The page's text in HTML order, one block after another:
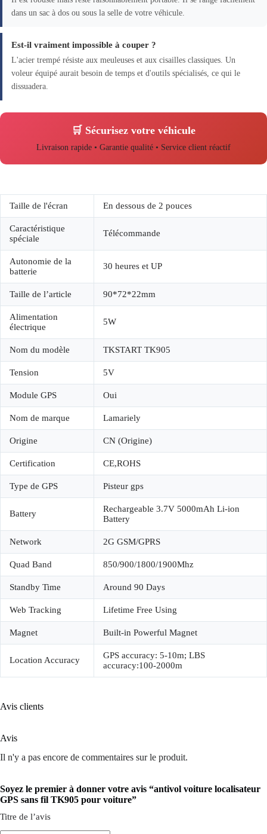
dans un sac à dos ou sous la selle de votre véhicule.
Est-il vraiment impossible à couper ?
L'acier trempé résiste aux meuleuses et aux cisailles classiques. Un
voleur équipé aurait besoin de temps et d'outils spécialisés, ce qui le
dissuadera.
🛒 Sécurisez votre véhicule
Livraison rapide • Garantie qualité • Service client réactif
Taille de l'écran En dessous de 2 pouces
Caractéristique
spéciale
Télécommande
Autonomie de la
batterie
30 heures et UP
Taille de l’article 90*72*22mm
Alimentation
électrique
5W
Nom du modèle TKSTART TK905
Tension 5V
Module GPS Oui
Nom de marque Lamariely
Origine CN (Origine)
Certification CE,ROHS
Type de GPS Pisteur gps
Battery
Rechargeable 3.7V 5000mAh Li-ion
Battery
Network 2G GSM/GPRS
Quad Band 850/900/1800/1900Mhz
Standby Time Around 90 Days
Web Tracking Lifetime Free Using
Magnet Built-in Powerful Magnet
Location Accuracy
GPS accuracy: 5-10m; LBS
accuracy:100-2000m
Avis clients
Avis
Il n'y a pas encore de commentaires sur le produit.
Soyez le premier à donner votre avis “antivol voiture localisateur
GPS sans fil TK905 pour voiture”
Titre de l’avis